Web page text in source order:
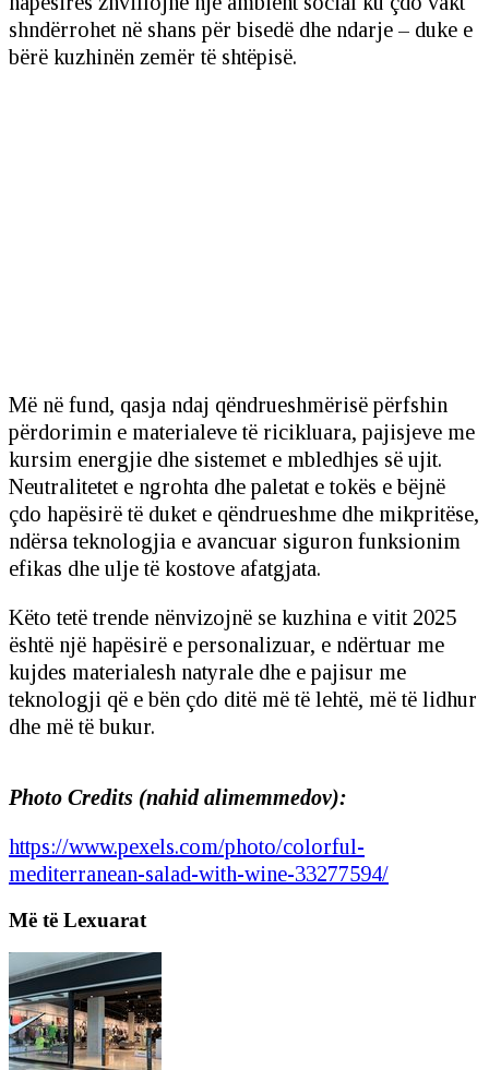
shndërrohet në shans për bisedë dhe ndarje – duke e
bërë kuzhinën zemër të shtëpisë.
Më në fund, qasja ndaj qëndrueshmërisë përfshin
përdorimin e materialeve të ricikluara, pajisjeve me
kursim energjie dhe sistemet e mbledhjes së ujit.
Neutralitetet e ngrohta dhe paletat e tokës e bëjnë
çdo hapësirë të duket e qëndrueshme dhe mikpritëse,
ndërsa teknologjia e avancuar siguron funksionim
efikas dhe ulje të kostove afatgjata.
Këto tetë trende nënvizojnë se kuzhina e vitit 2025
është një hapësirë e personalizuar, e ndërtuar me
kujdes materialesh natyrale dhe e pajisur me
teknologji që e bën çdo ditë më të lehtë, më të lidhur
dhe më të bukur.
Photo Credits (nahid alimemmedov):
https://www.pexels.com/photo/colorful-
mediterranean-salad-with-wine-33277594/
Më të Lexuarat